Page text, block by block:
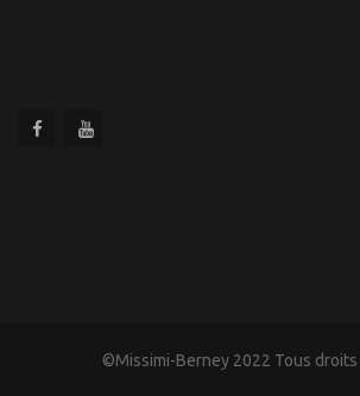
©Missimi-Berney 2022 Tous